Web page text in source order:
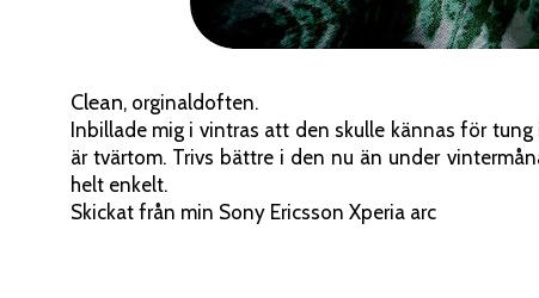
Clean, orginaldoften.
Inbillade mig i vintras att den skulle kännas för
är tvärtom. Trivs bättre i den nu än under
helt enkelt.
Skickat från min Sony Ericsson Xperia arc